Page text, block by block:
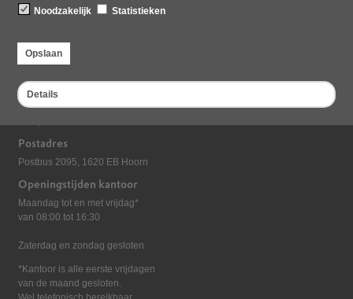
Noodzakelijk
Statistieken
Opslaan
Details
Bezoekadres
Postadres
Postbus 2095, 1620 EB Hoorn
Openingstijden kantoor
Maandag tot en met vrijdag*
van 08:00 tot 16:30
Zaterdag en zondag gesloten
*Kantoor is alle eerste vrijdagen
van de maand gesloten.